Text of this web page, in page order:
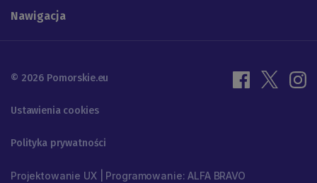
Nawigacja
© 2026 Pomorskie.eu
Ustawienia cookies
Polityka prywatności
Projektowanie UX | Programowanie: ALFA BRAVO